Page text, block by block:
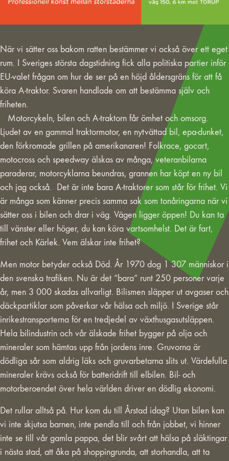
När vi sätter oss bakom ratten bestämmer vi också över ett eget
rum. I Sveriges största dagstidning fick alla politiska partier inför
EU-valet frågan om hur de ser på en höjd åldersgräns för att få
köra A-traktor. Svaren handlade om att bestämma själv och
friheten.
Motorcykeln, bilen och A-traktorn får ömhet och omsorg.
Ljudet av en gammal traktormotor, en nytvättad bil, epa-dunket,
den förkromade grillen på amerikanaren! Folkrace, gocart,
motocross och speedway älskas av många, veteranbilarna
paraderar, motorcyklarna beundras, grannen har köpt en ny bil
och jag också. Det är inte bara A-traktorer som står för frihet. Vi
är många som känner precis samma sak som tonåringarna när vi
sätter oss i bilen och drar i väg. Vägen ligger öppen! Du kan ta
till vänster eller höger, du kan köra vartsomhelst. Det är fart,
frihet och Kärlek. Vem älskar inte frihet?
Men motor betyder också Död. År 1970 dog 1 307 människor i
den svenska trafiken. Nu är det ”bara” runt 250 personer varje
år, men 3 000 skadas allvarligt. Bilismen släpper ut avgaser och
däckpartiklar som påverkar vår hälsa och miljö. I Sverige står
inrikestransporterna för en tredjedel av växthusgasutsläppen.
Hela bilindustrin och vår älskade frihet bygger på olja och
mineraler som hämtas upp från jordens inre. Gruvorna är
dödliga sår som aldrig läks och gruvarbetarna slits ut. Värdefulla
mineraler krävs också för batteridrift till elbilen. Bil- och
motorberoendet över hela världen driver en dödlig ekonomi.
Det rullar alltså på. Hur kom du till Årstad idag? Utan bilen kan
vi inte skjutsa barnen, inte pendla till och från jobbet, vi hinner
inte se till vår gamla pappa, det blir svårt att hälsa på släktingar
i nästa stad, att åka på shoppingrunda, att storhandla, att ta